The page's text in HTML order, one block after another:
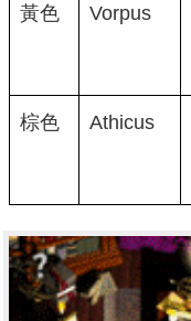
黃色 Vorpus
棕色 Athicus